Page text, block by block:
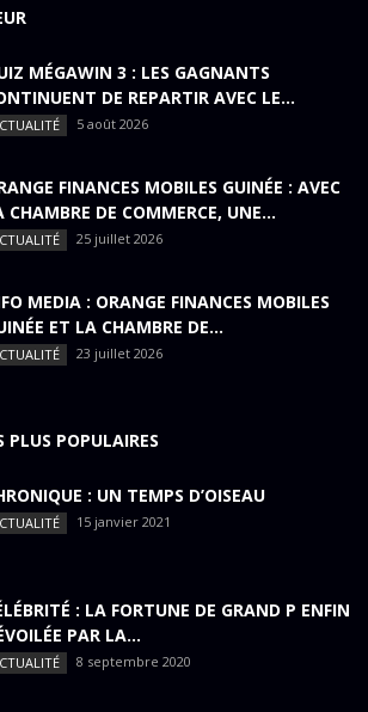
MÉGAWIN 3 : LES GAGNANTS
DE REPARTIR AVEC LE...
5 août 2026
FINANCES MOBILES GUINÉE : AVEC
CHAMBRE DE COMMERCE, UNE...
25 juillet 2026
MEDIA : ORANGE FINANCES MOBILES
ET LA CHAMBRE DE...
23 juillet 2026
PLUS POPULAIRES
: UN TEMPS D’OISEAU
15 janvier 2021
: LA FORTUNE DE GRAND P ENFIN
PAR LA...
8 septembre 2020